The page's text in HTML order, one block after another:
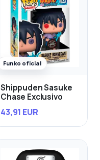
Funko oficial
Shippuden Sasuke
Chase Exclusivo
43,91 EUR